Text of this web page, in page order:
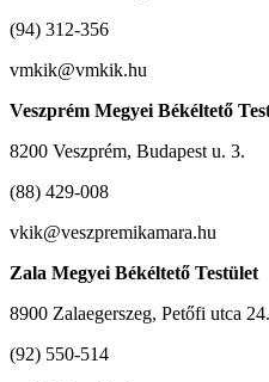
(94) 312-356
vmkik@vmkik.hu
Veszprém Megyei Békéltető
8200 Veszprém, Budapest u. 3.
(88) 429-008
vkik@veszpremikamara.hu
Zala Megyei Békéltető Testület
8900 Zalaegerszeg, Petőfi utca 24.
(92) 550-514